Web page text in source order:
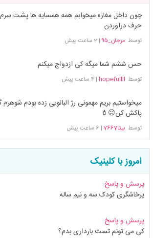
چون داخل مغازه میخوابم همه همسایه ها پشت سرم
حرف دراوردن
توسطمرجان_۹۵ | 2 ساعت پیش
حس ششم شما میگه کی ازدواج میکنم
توسط hopefullll
|4 ساعت پیش
میخواستیم بریم مهمونی رژ البالویی زده بودم
پاکش کن😑💄
توسطبیتا7667 | 6 ساعت پیش
امروز با کلینیک
پرسش و پاسخ
پرخاشگری کودک سه و نیم ساله
پرسش و پاسخ
کی می تونم تست بارداری بدم؟